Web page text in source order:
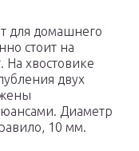
для домашнего
стоит на
хвостовике
двух
Диаметр
10 мм.